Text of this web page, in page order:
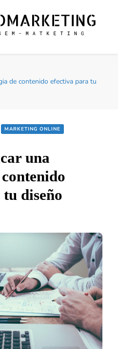
web, app, y lo que no te
de contenido efectiva para tu
MARKETING ONLINE
una
diseño